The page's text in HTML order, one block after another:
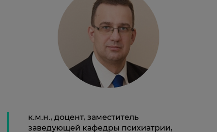
к.м.н., доцент, заместитель
заведующей кафедры психиатрии,